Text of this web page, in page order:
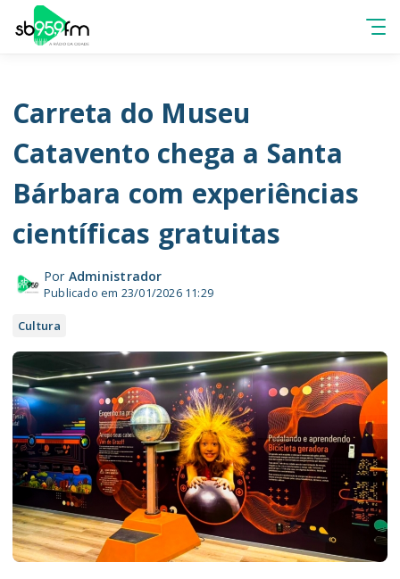
Carreta do Museu
Catavento chega a Santa
Bárbara com experiências
científicas gratuitas
Por Administrador
Publicado em 23/01/2026 11:29
Cultura